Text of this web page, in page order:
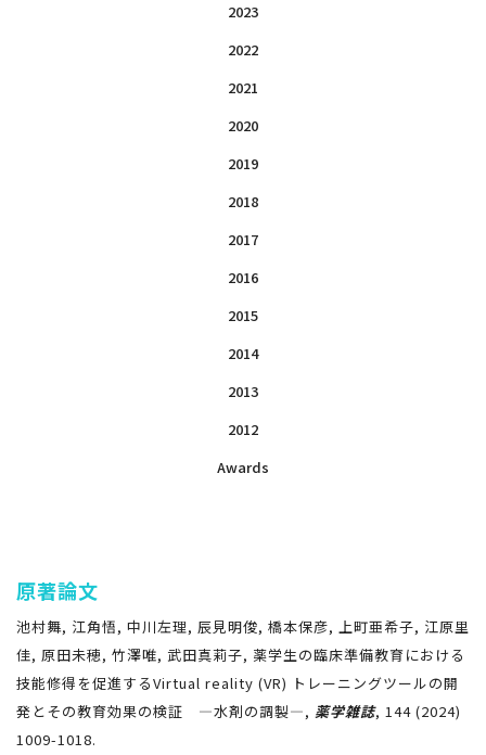
2023
2022
2021
2020
2019
2018
2017
2016
2015
2014
2013
2012
Awards
原著論文
池村舞, 江角悟, 中川左理, 辰見明俊, 橋本保彦, 上町亜希子, 江原里
佳, 原田未穂, 竹澤唯, 武田真莉子, 薬学生の臨床準備教育における
技能修得を促進するVirtual reality (VR) トレーニングツールの開
発とその教育効果の検証 ―水剤の調製―, 薬学雑誌, 144 (2024)
1009-1018.